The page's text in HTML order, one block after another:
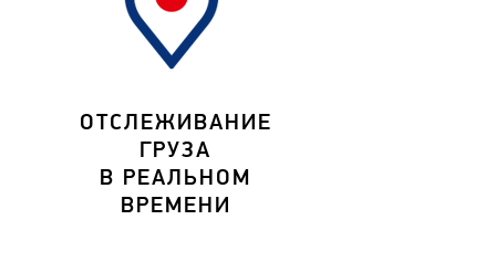
ОТСЛЕЖИВАНИЕ
ГРУЗА
В РЕАЛЬНОМ
ВРЕМЕНИ